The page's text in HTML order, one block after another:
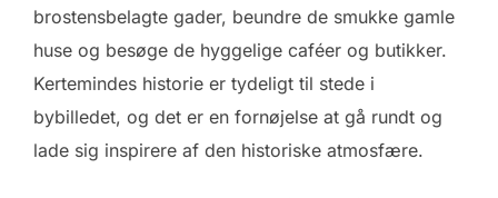
brostensbelagte gader, beundre de smukke gamle
huse og besøge de hyggelige caféer og butikker.
Kertemindes historie er tydeligt til stede i
bybilledet, og det er en fornøjelse at gå rundt og
lade sig inspirere af den historiske atmosfære.